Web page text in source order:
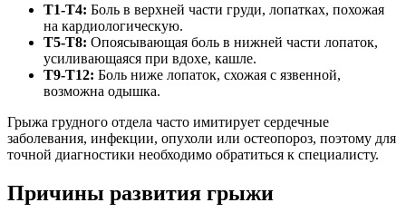
Т1-Т4: Боль в верхней части груди, лопатках, похожая
на кардиологическую.
Т5-Т8: Опоясывающая боль в нижней части лопаток,
усиливающаяся при вдохе, кашле.
Т9-Т12: Боль ниже лопаток, схожая с язвенной,
возможна одышка.
Грыжа грудного отдела часто имитирует сердечные
заболевания, инфекции, опухоли или остеопороз, поэтому для
точной диагностики необходимо обратиться к специалисту.
Причины развития грыжи